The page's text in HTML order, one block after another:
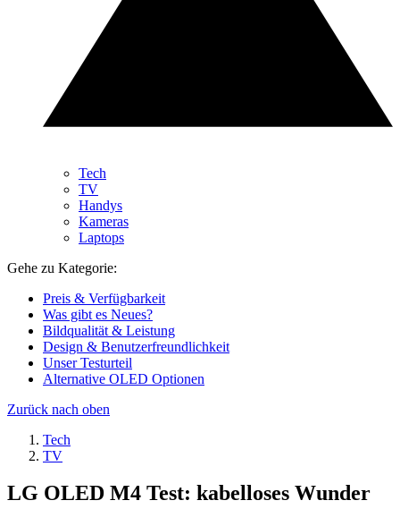
Tech
TV
Handys
Kameras
Laptops
Gehe zu Kategorie:
Preis & Verfügbarkeit
Was gibt es Neues?
Bildqualität & Leistung
Design & Benutzerfreundlichkeit
Unser Testurteil
Alternative OLED Optionen
Zurück nach oben
Tech
TV
LG OLED M4 Test: kabelloses Wunder